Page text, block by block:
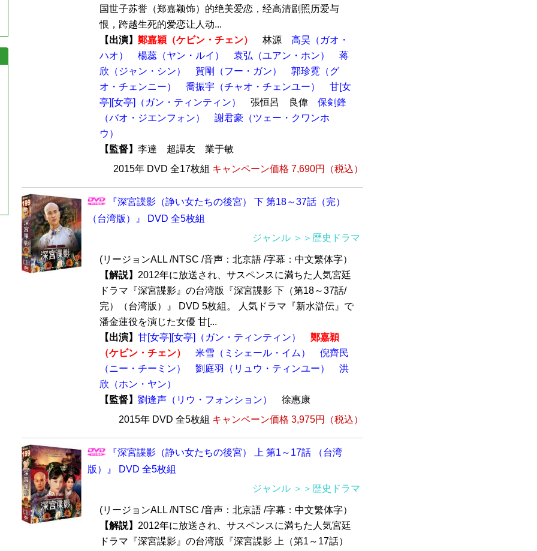
国世子苏誉（郑嘉颖饰）的绝美爱恋，经高清剧照历爱与
恨，跨越生死的爱恋让人动...
【出演】 鄭嘉穎（ケビン・チェン） 林源 高昊（ガオ・
ハオ）
楊蕊（ヤン・ルイ） 袁弘（ユアン・ホン）
蒋
欣（ジャン・シン）
賀剛（フー・ガン）
郭珍霓（グ
オ・チェンニー）
喬振宇（チャオ・チェンユー）
甘[女
亭][女亭]（ガン・ティンティン）
張恒呂 良偉 保剣鋒
（バオ・ジエンフォン）
謝君豪（ツェー・クワンホ
ウ）
【監督】 李達 超譚友 業于敏
2015年 DVD 全17枚組 キャンペーン価格 7,690円（税込）
『深宮諜影（諍い女たちの後宮） 下 第18～37話（完）
（台湾版）』 DVD 全5枚組
ジャンル ＞＞歴史ドラマ
(リージョンALL /NTSC /音声：北京語 /字幕：中文繁体字）
【解説】 2012年に放送され、サスペンスに満ちた人気宮廷
ドラマ『深宮諜影』の台湾版『深宮諜影 下（第18～37話/
完）（台湾版）』 DVD 5枚組。 人気ドラマ『新水滸伝』で
潘金蓮役を演じた女優 甘[...
【出演】 甘[女亭][女亭]（ガン・ティンティン）
鄭嘉穎
（ケビン・チェン）
米雪（ミシェール・イム）
倪齊民
（ニー・チーミン）
劉庭羽（リュウ・ティンユー）
洪
欣（ホン・ヤン）
【監督】 劉逢声（リウ・フォンション）
徐惠康
2015年 DVD 全5枚組 キャンペーン価格 3,975円（税込）
『深宮諜影（諍い女たちの後宮） 上 第1～17話 （台湾
版）』 DVD 全5枚組
ジャンル ＞＞歴史ドラマ
(リージョンALL /NTSC /音声：北京語 /字幕：中文繁体字）
【解説】 2012年に放送され、サスペンスに満ちた人気宮廷
ドラマ『深宮諜影』の台湾版『深宮諜影 上（第1～17話）